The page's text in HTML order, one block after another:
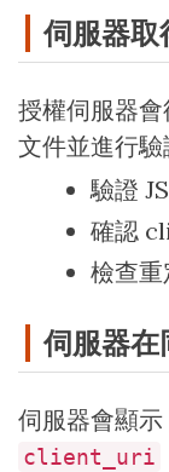
伺服器
授權伺服器
文件並進行驗
驗證
確認
檢查重
伺服器在
伺服器會顯示
client_uri